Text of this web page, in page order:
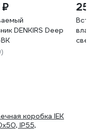
₽
DENKIRS Deep
259